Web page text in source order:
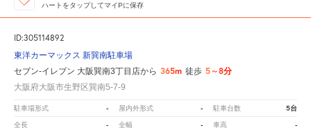
ハートをタップしてマイPに保存
ID:305114892
東洋カーマックス 新巽南駐車場
セブン-イレブン 大阪巽南3丁目店から 365m 徒歩 5～8分
大阪府大阪市生野区巽南5-7-9
駐車場形式 - 屋内外形式 - 駐車台数 5台
全長 - 全幅 - 車高 -